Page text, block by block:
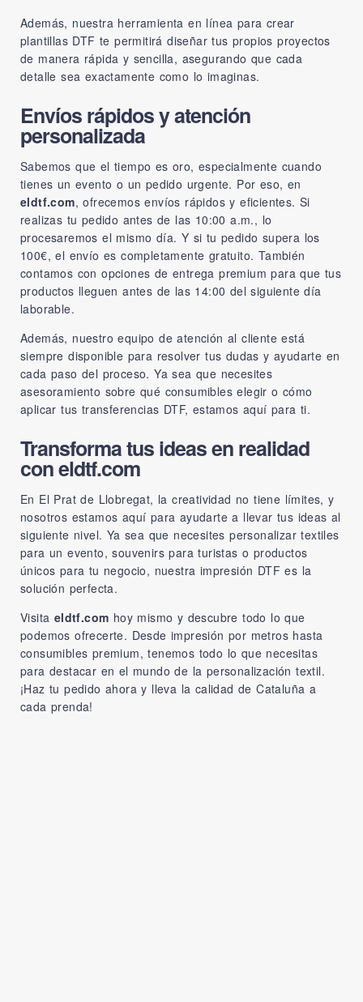
Además, nuestra herramienta en línea para crear
plantillas DTF te permitirá diseñar tus propios proyectos
de manera rápida y sencilla, asegurando que cada
detalle sea exactamente como lo imaginas.
Envíos rápidos y atención
personalizada
Sabemos que el tiempo es oro, especialmente cuando
tienes un evento o un pedido urgente. Por eso, en
eldtf.com, ofrecemos envíos rápidos y eficientes. Si
realizas tu pedido antes de las 10:00 a.m., lo
procesaremos el mismo día. Y si tu pedido supera los
100€, el envío es completamente gratuito. También
contamos con opciones de entrega premium para que tus
productos lleguen antes de las 14:00 del siguiente día
laborable.
Además, nuestro equipo de atención al cliente está
siempre disponible para resolver tus dudas y ayudarte en
cada paso del proceso. Ya sea que necesites
asesoramiento sobre qué consumibles elegir o cómo
aplicar tus transferencias DTF, estamos aquí para ti.
Transforma tus ideas en realidad
con eldtf.com
En El Prat de Llobregat, la creatividad no tiene límites, y
nosotros estamos aquí para ayudarte a llevar tus ideas al
siguiente nivel. Ya sea que necesites personalizar textiles
para un evento, souvenirs para turistas o productos
únicos para tu negocio, nuestra impresión DTF es la
solución perfecta.
Visita eldtf.com hoy mismo y descubre todo lo que
podemos ofrecerte. Desde impresión por metros hasta
consumibles premium, tenemos todo lo que necesitas
para destacar en el mundo de la personalización textil.
¡Haz tu pedido ahora y lleva la calidad de Cataluña a
cada prenda!